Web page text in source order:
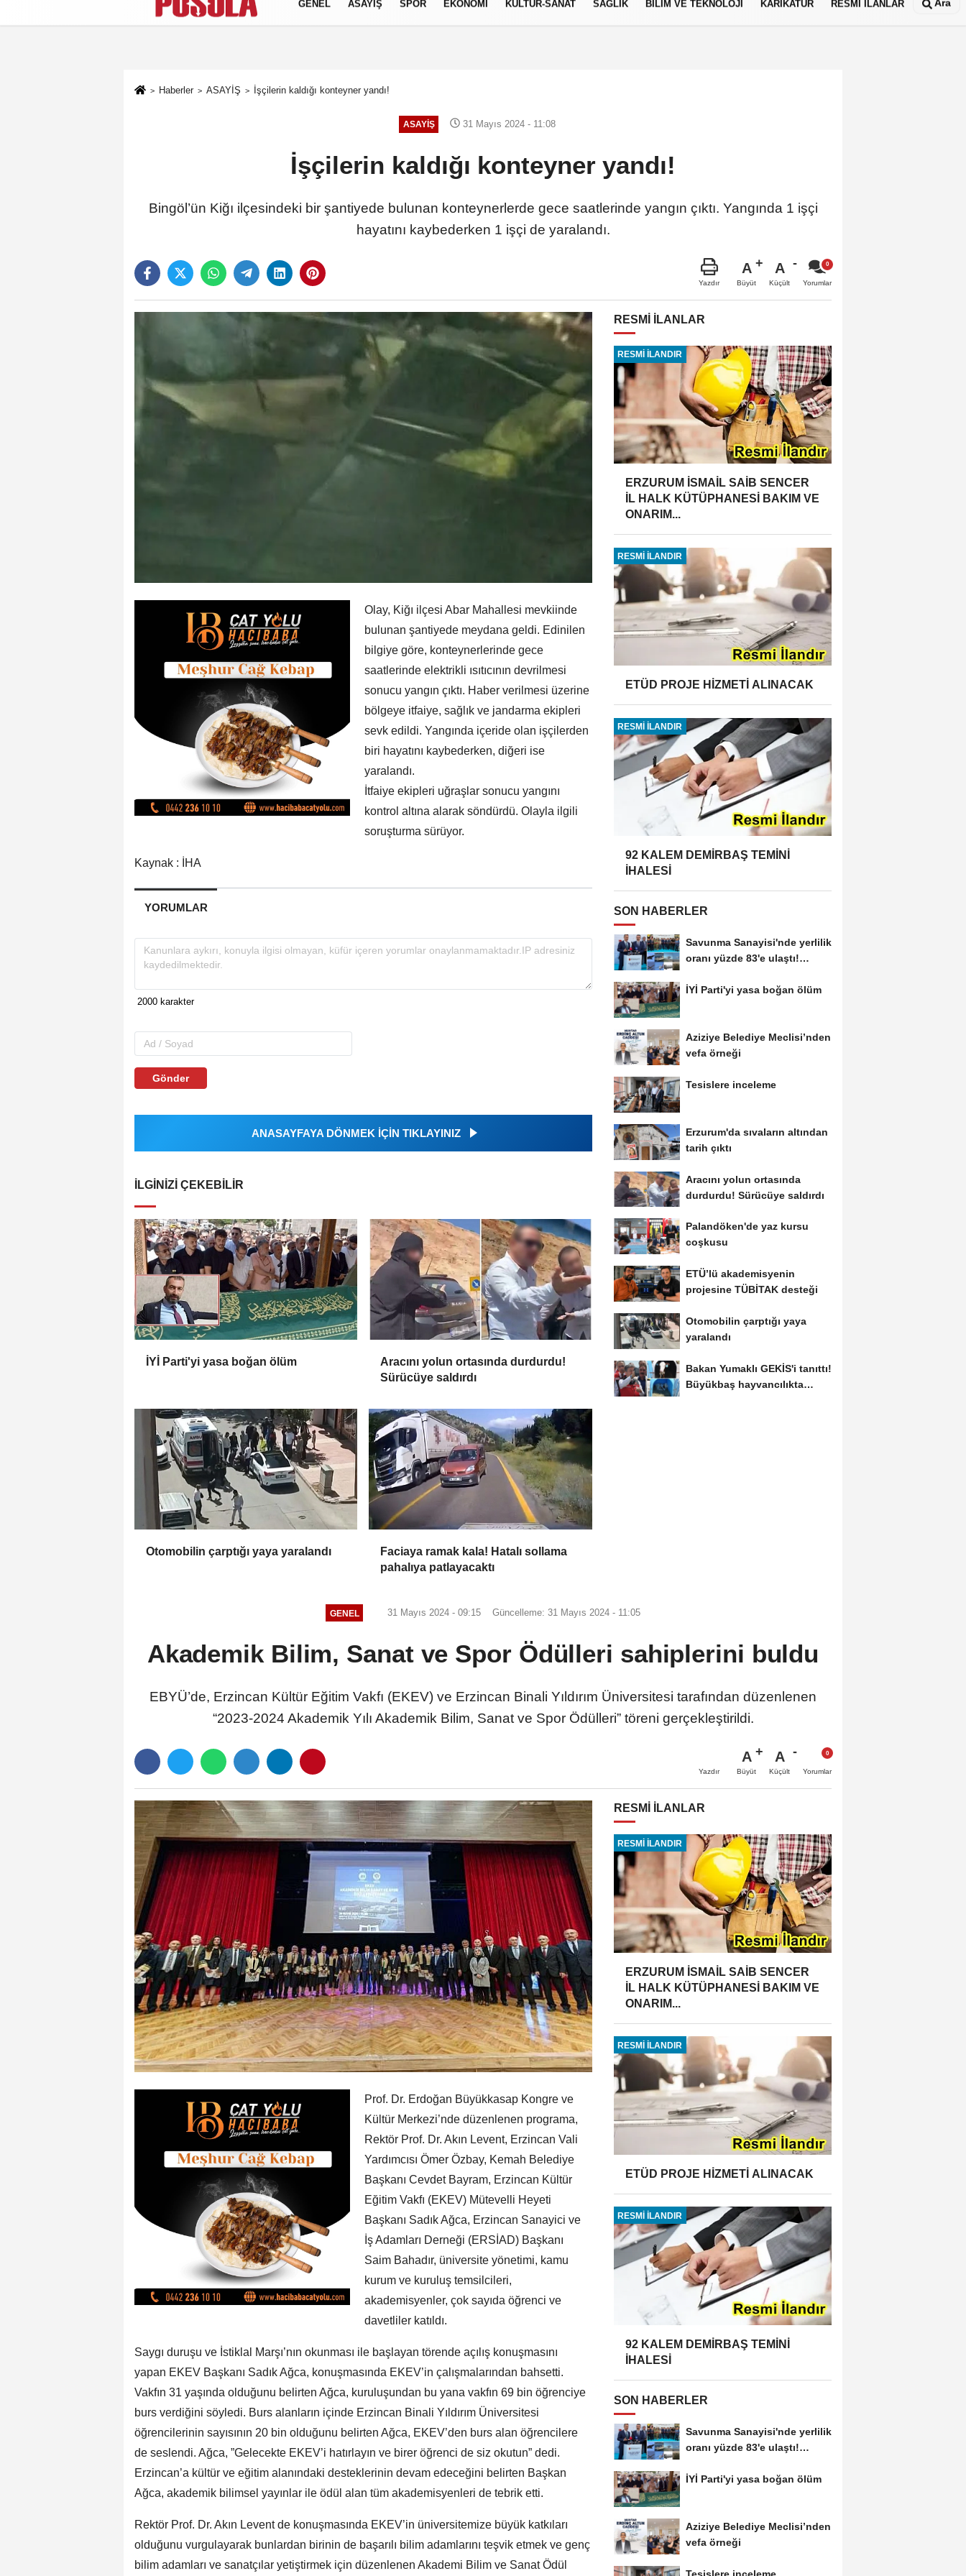
Künye İletişim Gizlilik Politikası
GENEL ASAYİŞ SPOR EKONOMİ KÜLTÜR-SANAT SAĞLIK BİLİM VE TEKNOLOJİ KARİKATÜR RESMİ İLANLAR Ara
Haberler ASAYİŞ İşçilerin kaldığı konteyner yandı!
ASAYİŞ 31 Mayıs 2024 - 11:08
İşçilerin kaldığı konteyner yandı!
Bingöl’ün Kiğı ilçesindeki bir şantiyede bulunan konteynerlerde gece saatlerinde yangın çıktı. Yangında 1 işçi
hayatını kaybederken 1 işçi de yaralandı.
Yazdır
A
Büyüt
A
Küçült Yorumlar
Olay, Kiğı ilçesi Abar Mahallesi mevkiinde
bulunan şantiyede meydana geldi. Edinilen
bilgiye göre, konteynerlerinde gece
saatlerinde elektrikli ısıtıcının devrilmesi
sonucu yangın çıktı. Haber verilmesi üzerine
bölgeye itfaiye, sağlık ve jandarma ekipleri
sevk edildi. Yangında içeride olan işçilerden
biri hayatını kaybederken, diğeri ise
yaralandı.
İtfaiye ekipleri uğraşlar sonucu yangını
kontrol altına alarak söndürdü. Olayla ilgili
soruşturma sürüyor.
Kaynak : İHA
YORUMLAR
Gönder
ANASAYFAYA DÖNMEK İÇİN TIKLAYINIZ
İLGINIZI ÇEKEBILIR
İYİ Parti'yi yasa boğan ölüm
Aracını yolun ortasında durdurdu!
Sürücüye saldırdı
Otomobilin çarptığı yaya yaralandı
Faciaya ramak kala! Hatalı sollama
pahalıya patlayacaktı
RESMİ İLANLAR
RESMİ İLANDIR
ERZURUM İSMAİL SAİB SENCER
İL HALK KÜTÜPHANESİ BAKIM VE
ONARIM...
RESMİ İLANDIR
ETÜD PROJE HİZMETİ ALINACAK
RESMİ İLANDIR
92 KALEM DEMİRBAŞ TEMİNİ
İHALESİ
SON HABERLER
Savunma Sanayisi'nde yerlilik
oranı yüzde 83'e ulaştı!
İYİ Parti'yi yasa boğan ölüm
Aziziye Belediye Meclisi’nden
vefa örneği
Tesislere inceleme
Erzurum'da sıvaların altından
tarih çıktı
Aracını yolun ortasında
durdurdu! Sürücüye saldırdı
Palandöken'de yaz kursu
coşkusu
ETÜ’lü akademisyenin
projesine TÜBİTAK desteği
Otomobilin çarptığı yaya
yaralandı
Bakan Yumaklı GEKİS'i tanıttı!
Büyükbaş hayvancılıkta
GENEL 31 Mayıs 2024 - 09:15 Güncelleme: 31 Mayıs 2024 - 11:05
Akademik Bilim, Sanat ve Spor Ödülleri sahiplerini buldu
EBYÜ’de, Erzincan Kültür Eğitim Vakfı (EKEV) ve Erzincan Binali Yıldırım Üniversitesi tarafından düzenlenen
“2023-2024 Akademik Yılı Akademik Bilim, Sanat ve Spor Ödülleri” töreni gerçekleştirildi.
Yazdır
A
Büyüt
A
Küçült Yorumlar
Prof. Dr. Erdoğan Büyükkasap Kongre ve
Kültür Merkezi’nde düzenlenen programa,
Rektör Prof. Dr. Akın Levent, Erzincan Vali
Yardımcısı Ömer Özbay, Kemah Belediye
Başkanı Cevdet Bayram, Erzincan Kültür
Eğitim Vakfı (EKEV) Mütevelli Heyeti
Başkanı Sadık Ağca, Erzincan Sanayici ve
İş Adamları Derneği (ERSİAD) Başkanı
Saim Bahadır, üniversite yönetimi, kamu
kurum ve kuruluş temsilcileri,
akademisyenler, çok sayıda öğrenci ve
davetliler katıldı.
Saygı duruşu ve İstiklal Marşı’nın okunması ile başlayan törende açılış konuşmasını
yapan EKEV Başkanı Sadık Ağca, konuşmasında EKEV’in çalışmalarından bahsetti.
Vakfın 31 yaşında olduğunu belirten Ağca, kuruluşundan bu yana vakfın 69 bin öğrenciye
burs verdiğini söyledi. Burs alanların içinde Erzincan Binali Yıldırım Üniversitesi
öğrencilerinin sayısının 20 bin olduğunu belirten Ağca, EKEV’den burs alan öğrencilere
de seslendi. Ağca, ”Gelecekte EKEV’i hatırlayın ve birer öğrenci de siz okutun” dedi.
Erzincan’a kültür ve eğitim alanındaki desteklerinin devam edeceğini belirten Başkan
Ağca, akademik bilimsel yayınlar ile ödül alan tüm akademisyenleri de tebrik etti.
Rektör Prof. Dr. Akın Levent de konuşmasında EKEV’in üniversitemize büyük katkıları
olduğunu vurgulayarak bunlardan birinin de başarılı bilim adamlarını teşvik etmek ve genç
bilim adamları ve sanatçılar yetiştirmek için düzenlenen Akademi Bilim ve Sanat Ödül
RESMİ İLANLAR
RESMİ İLANDIR
ERZURUM İSMAİL SAİB SENCER
İL HALK KÜTÜPHANESİ BAKIM VE
ONARIM...
RESMİ İLANDIR
ETÜD PROJE HİZMETİ ALINACAK
RESMİ İLANDIR
92 KALEM DEMİRBAŞ TEMİNİ
İHALESİ
SON HABERLER
Savunma Sanayisi'nde yerlilik
oranı yüzde 83'e ulaştı!
İYİ Parti'yi yasa boğan ölüm
Aziziye Belediye Meclisi’nden
vefa örneği
Tesislere inceleme